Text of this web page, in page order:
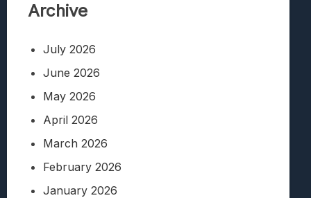
Archive
July 2026
June 2026
May 2026
April 2026
March 2026
February 2026
January 2026